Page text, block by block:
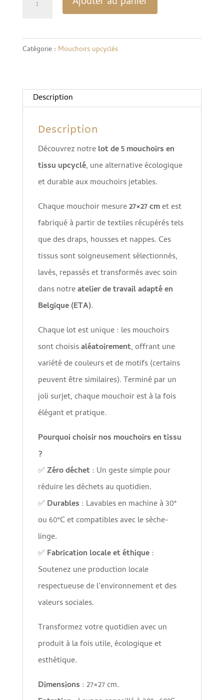
de
upcyclés
(27x27cm)
Catégorie : Mouchoirs upcyclés
Description
Description
Découvrez notrelot de 5 mouchoirs en
tissu upcyclé, une alternative écologique
et durable aux mouchoirs jetables.
Chaque mouchoir mesure27×27 cmet est
fabriqué à partir de textiles récupérés tels
que des draps, housses et nappes. Ces
tissus sont soigneusement sélectionnés,
lavés, repassés et transformés avec soin
dans notreatelier de travail adapté en
Belgique (ETA).
Chaque lot est unique : les mouchoirs
sont choisisaléatoirement, offrant une
variété de couleurs et de motifs (certains
peuvent être similaires). Terminé par un
joli surjet, chaque mouchoir est à la fois
élégant et pratique.
Pourquoi choisir nos mouchoirs en tissu
?
✅Zéro déchet: Un geste simple pour
réduire les déchets au quotidien.
✅ Durables : Lavables en machine à 30°
ou 60°C et compatibles avec le sèche-
linge.
✅ Fabrication locale et éthique:
Soutenez une production locale
respectueuse de l’environnement et des
valeurs sociales.
Transformez votre quotidien avec un
produit à la fois utile, écologique et
esthétique.
Dimensions : 27×27 cm.